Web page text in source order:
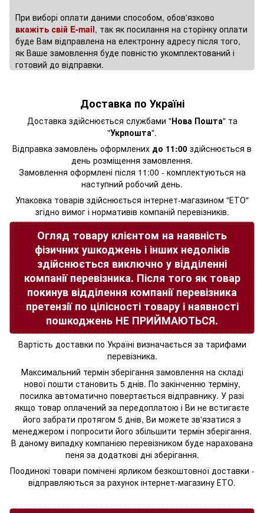
При виборі оплати даними способом, обов'язково
вкажіть свій E-mail, так як посилання на сторінку оплати
буде Вам відправлена на електронну адресу після того,
як Ваше замовлення буде повністю укомплектований і
готовий до відправки.
Доставка по Україні
Доставка здійснюється службами "Нова Пошта" та
"Укрпошта".
Відправка замовлень оформлених до 11:00 здійснюється в
день розміщення замовлення.
Замовлення оформлені після 11:00 - комплектуються на
наступний робочий день.
Упаковка товарів здійснюється інтернет-магазином "ЕТО"
згідно вимог і нормативів компаній перевізників.
Огляд товару клієнтом на наявність
фізичних ушкоджень і інших недоліків
здійснюється виключно у відділенні
компанії перевізника. Після того як товар
покинув відділення компанії перевізника
претензії по цілісності товару і наявності
пошкоджень НЕ ПРИЙМАЮТЬСЯ.
Вартість доставки по Україні визначається за тарифами
перевізника.
Максимальний термін зберігання замовлення на складі
нової пошти становить 5 днів. По закінченню терміну,
посилка автоматично повертається відправнику. У разі
якщо товар оплачений за передоплатою і Ви не встигаєте
його забрати протягом 5 днів, Ви можете зв'язатися з
менеджером і попросити його збільшити термін зберігання.
В даному випадку компанією перевізником буде нарахована
пеня за додаткові дні зберігання.
Поодинокі товари помічені ярликом безкоштовної доставки -
відправляються за рахунок інтернет-магазину ЕТО.